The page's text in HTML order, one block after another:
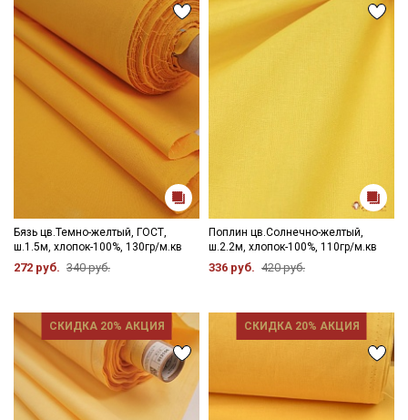
Бязь цв.Темно-желтый, ГОСТ,
ш.1.5м, хлопок-100%, 130гр/м.кв
272 руб. 340 руб.
Поплин цв.Солнечно-желтый,
ш.2.2м, хлопок-100%, 110гр/м.кв
336 руб. 420 руб.
СКИДКА 20% АКЦИЯ СКИДКА 20% АКЦИЯ